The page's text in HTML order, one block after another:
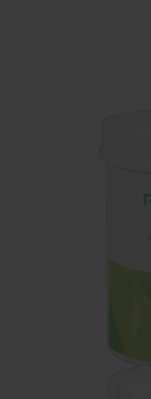
Aanbiedingen